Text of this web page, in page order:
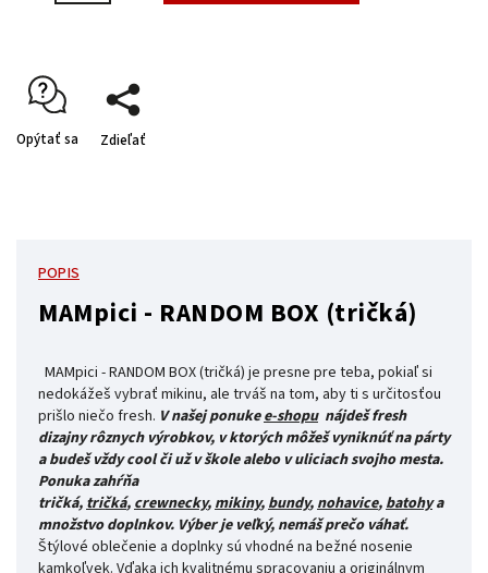
Opýtať sa Zdieľať
POPIS
MAMpici - RANDOM BOX (tričká)
MAMpici - RANDOM BOX (tričká) je presne pre teba, pokiaľ si
nedokážeš vybrať mikinu, ale trváš na tom, aby ti s určitosťou
prišlo niečo fresh. V našej ponukee-shopunájdeš fresh
dizajny rôznych výrobkov, v ktorých môžeš vyniknúť na párty
a budeš vždy cool či už v škole alebo v uliciach svojho mesta.
Ponuka zahŕňa
tričká,tričká,crewnecky,mikiny,bundy,nohavice,batohya
množstvo doplnkov. Výber je veľký, nemáš prečo váhať.
Štýlové oblečenie a doplnky sú vhodné na bežné nosenie